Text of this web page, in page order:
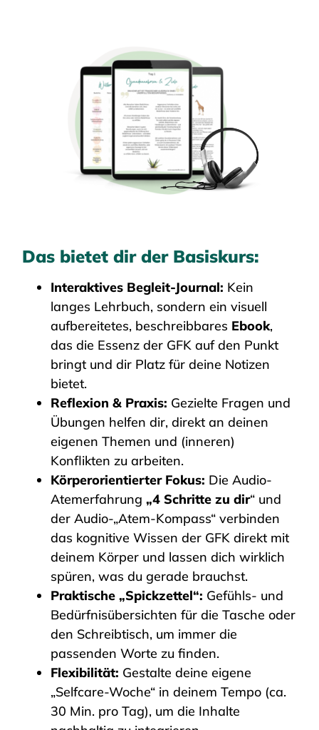
Das bietet dir der Basiskurs:
Interaktives Begleit-Journal: Kein
langes Lehrbuch, sondern ein visuell
aufbereitetes, beschreibbares Ebook,
das die Essenz der GFK auf den Punkt
bringt und dir Platz für deine Notizen
bietet.
Reflexion & Praxis: Gezielte Fragen und
Übungen helfen dir, direkt an deinen
eigenen Themen und (inneren)
Konflikten zu arbeiten.
Körperorientierter Fokus: Die Audio-
Atemerfahrung„4 Schritte zu dir“ und
der Audio-„Atem-Kompass“ verbinden
das kognitive Wissen der GFK direkt mit
deinem Körper und lassen dich wirklich
spüren, was du gerade brauchst.
Praktische „Spickzettel“: Gefühls- und
Bedürfnisübersichten für die Tasche oder
den Schreibtisch, um immer die
passenden Worte zu finden.
Flexibilität: Gestalte deine eigene
„Selfcare-Woche“ in deinem Tempo (ca.
30 Min. pro Tag), um die Inhalte